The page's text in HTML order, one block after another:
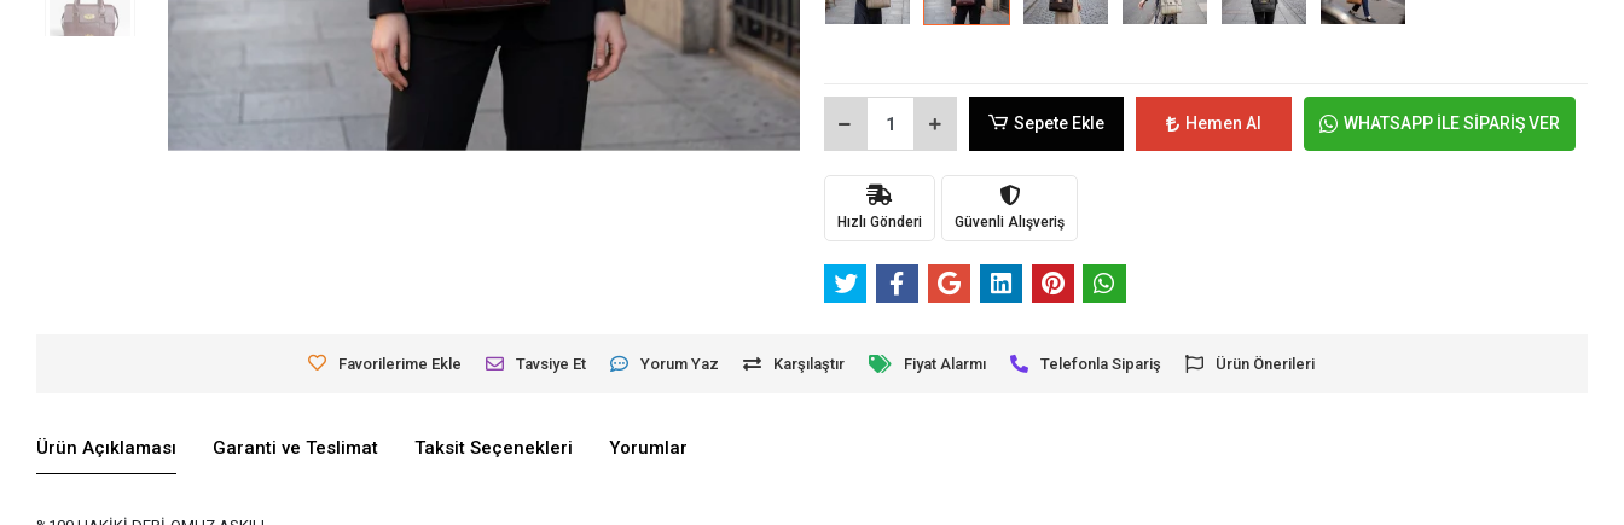
Sepete Ekle Hemen Al WHATSAPP İLE SİPARİŞ VER
Hızlı Gönderi Güvenli Alışveriş
Favorilerime Ekle Tavsiye Et Yorum Yaz Karşılaştır Fiyat Alarmı Telefonla Sipariş Ürün Önerileri
Ürün Açıklaması Garanti ve Teslimat Taksit Seçenekleri Yorumlar